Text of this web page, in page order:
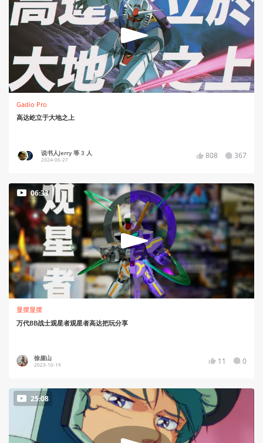
Gadio Pro
高达屹立于大地之上
说书人Jerry 等 3 人
2024-06-27 808 367
06:33
显摆显摆
万代BB战士观星者观星者高达把玩分享
徐崖山
2023-10-19 11 0
25:08